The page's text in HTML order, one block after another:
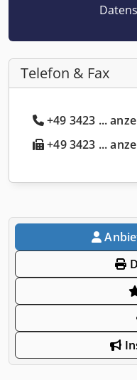
Telefon & Fax
+49 3423 ...
+49 3423 ...